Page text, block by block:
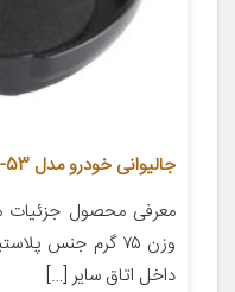
جالیوانی خودرو مدل HS-53
داخل اتاق سایر […]